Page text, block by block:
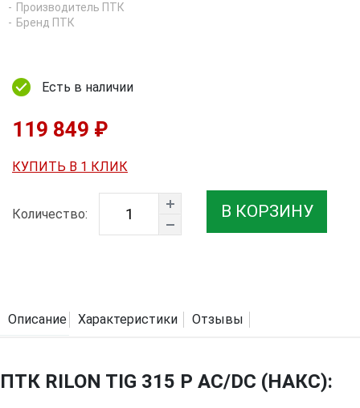
Производитель ПТК
Бренд ПТК
Есть в наличии
119 849 ₽
КУПИТЬ В 1 КЛИК
Количество: В КОРЗИНУ
Описание Характеристики Отзывы
ПТК RILON TIG 315 P AC/DC (НАКС):